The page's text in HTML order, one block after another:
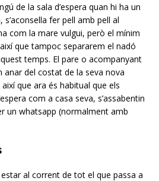
de la sala d’espera quan hi ha un
s’aconsella fer pell amb pell al
com la mare vulgui, però el mínim
que tampoc separarem el nadó
temps. El pare o acompanyant
anar del costat de la seva nova
que ara és habitual que els
com a casa seva, s’assabentin
un whatsapp (normalment amb
al corrent de tot el que passa a